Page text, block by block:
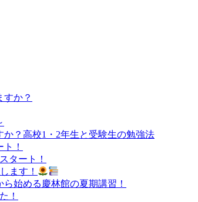
すか？
か？高校1・2年生と受験生の勉強法
！
タート！
ます！
始める慶林館の夏期講習！
！